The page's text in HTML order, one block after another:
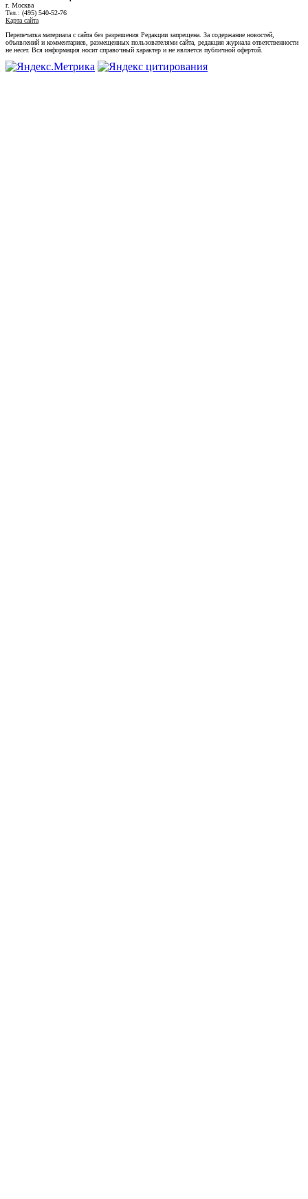
г. Москва
Тел.: (495) 540-52-76
Карта сайта
Перепечатка материала с сайта без разрешения Редакции запрещена. За содержание новостей,
объявлений и комментариев, размещенных пользователями сайта, редакция журнала ответственности
не несет. Вся информация носит справочный характер и не является публичной офертой.